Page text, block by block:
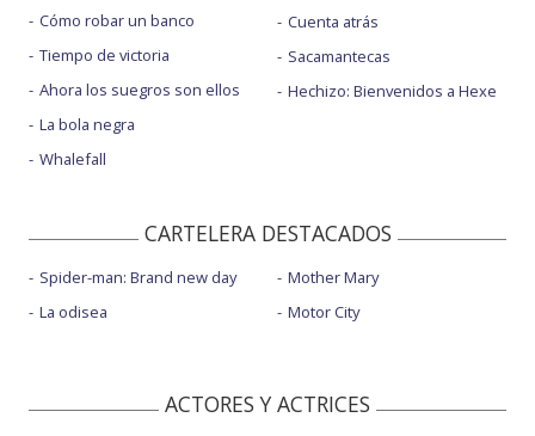
Cómo robar un banco
Tiempo de victoria
Ahora los suegros son ellos
La bola negra
Whalefall
Cuenta atrás
Sacamantecas
Hechizo: Bienvenidos a Hexe
CARTELERA DESTACADOS
Spider-man: Brand new day
La odisea
Mother Mary
Motor City
ACTORES Y ACTRICES